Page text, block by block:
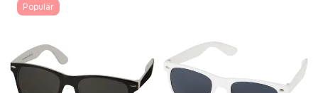
Populär